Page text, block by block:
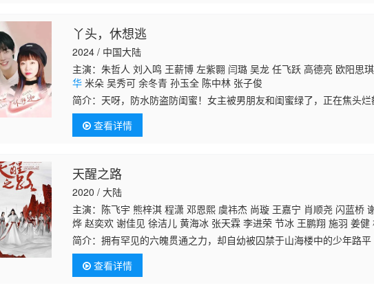
丫头，休想逃
2024 / 中国大陆
主演：朱哲人 刘入鸣 王薪博 左紫翾 闫璐 吴龙 任飞跃 高德亮 欧阳思
华 米朵 吴秀可 余冬青 孙玉全 陈中林 张子俊
简介： 天呀，防水防盗防闺蜜！女主被男朋友和闺蜜绿了，正在焦头
送花小哥去送花，两人碰撞出爱情火花。其实这个花先生五年前大学初
一枚。花先生是否收获爱情？闺蜜是否和好？女主还有个好姐妹娜娜
人，却遇到第三者，两人能否合好如初？
查看详情
天醒之路
2020 / 大陆
主演：陈飞宇 熊梓淇 程潇 邓恩熙 虞祎杰 尚璇 王嘉宁 肖顺尧 闪蓝桥
烨 赵奕欢 谢佳见 徐洁儿 黄海冰 张天霖 李进荣 节冰 王鹏翔 施羽 姜
雯 邹玮祺 孔轩 任淇 张鹏飞 朱家億 牛军 王长庆 王奕盛 余尧 韩东起
云 吴云朋 王志刚 斯奕儿 陈作深 倪宗泽 于航 葛子扬 文谦 张泽 栗军 刘
芙函 孙竟争 李潍禹 王亚杰 左帆 熊海瑞 汪洋 吕春生
简介：拥有罕见的六魄贯通之力，却自幼被囚禁于山海楼中的少年路
中侥幸逃出，得摘风堂堂主郭有道收留，成为陈桥镇摘风堂弟子，得一
对路平处处提点。山海
查看详情